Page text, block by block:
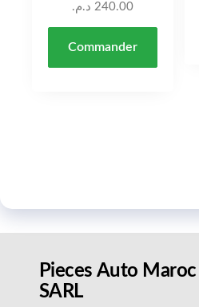
240.00 د.م.
Commander
Pieces Auto
SARL